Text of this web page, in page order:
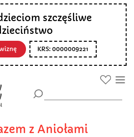
szczęśliwe
KRS: 0000009221
z Aniołami